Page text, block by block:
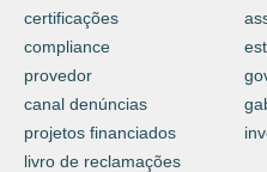
certificações
compliance
provedor
canal denúncias
projetos financiados
livro de reclamações